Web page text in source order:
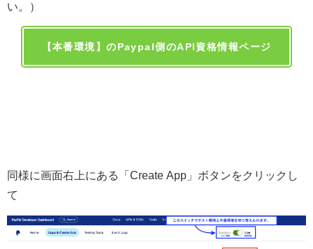
い。）
【本番環境】のPaypal側のAPI資格情報ページ
同様に画面右上にある「Create App」ボタンをクリックし
て